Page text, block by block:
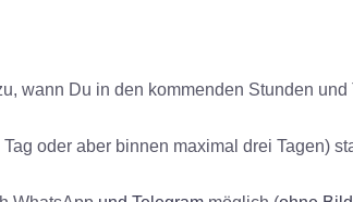
wann Du in den kommenden Stunden
oder aber binnen maximal drei Tagen)